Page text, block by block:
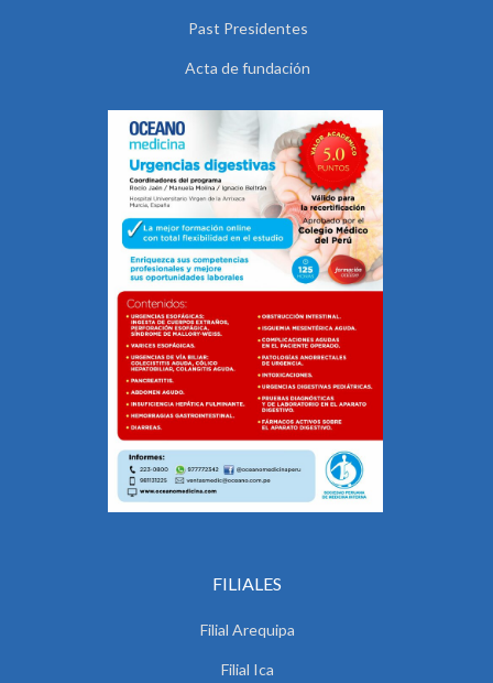
Past Presidentes
Acta de fundación
FILIALES
Filial Arequipa
Filial Ica